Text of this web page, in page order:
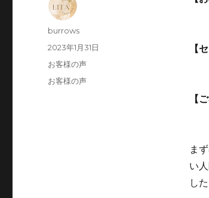
【
【
ま
い
した
投
稿
burrows
投
稿
2023年1月31日
カ
テ
お客様の声
タ
お客様の声